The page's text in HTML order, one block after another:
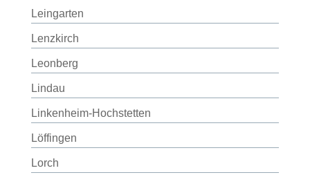
Leingarten
Lenzkirch
Leonberg
Lindau
Linkenheim-Hochstetten
Löffingen
Lorch